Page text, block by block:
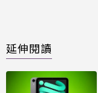
延伸閱讀